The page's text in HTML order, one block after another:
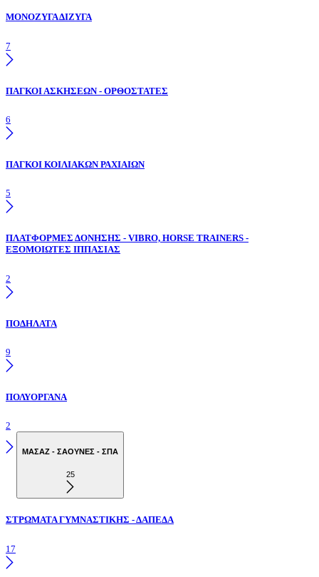
ΜΟΝΟΖΥΓΑ ΔΙΖΥΓΑ
7
ΠΑΓΚΟΙ ΑΣΚΗΣΕΩΝ - ΟΡΘΟΣΤΑΤΕΣ
6
ΠΑΓΚΟΙ ΚΟΙΛΙΑΚΩΝ ΡΑΧΙΑΙΩΝ
5
ΠΛΑΤΦΟΡΜΕΣ ΔΟΝΗΣΗΣ - VIBRO, HORSE TRAINERS -
ΕΞΟΜΟΙΩΤΕΣ ΙΠΠΑΣΙΑΣ
2
ΠΟΔΗΛΑΤΑ
9
ΠΟΛΥΟΡΓΑΝΑ
2
ΜΑΣΑΖ - ΣΑΟΥΝΕΣ - ΣΠΑ
25
ΣΤΡΩΜΑΤΑ ΓΥΜΝΑΣΤΙΚΗΣ - ΔΑΠΕΔΑ
17